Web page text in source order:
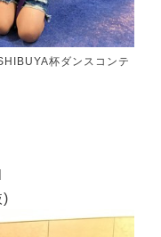
杯ダンスコンテ
)